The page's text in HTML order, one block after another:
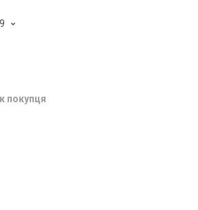
покупця